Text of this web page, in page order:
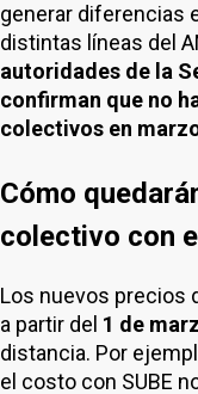
generar diferencias
distintas líneas del
autoridades de la
confirman que no
colectivos en
Cómo
colectivo con
Los nuevos precios
a partir del 1 de
distancia. Por
el costo con SUBE